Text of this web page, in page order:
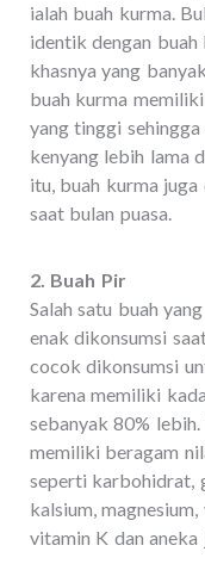
ialah buah kurma.
identik dengan buah
khasnya yang
buah kurma
yang tinggi
kenyang lebih lama
itu, buah kurma
saat bulan puasa.
2. Buah Pir
Salah satu buah
enak dikonsumsi
cocok dikonsumsi
karena memiliki
sebanyak 80%
memiliki beragam
seperti karbohidrat,
kalsium,
vitamin K dan aneka